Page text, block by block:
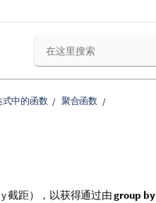
中的函数
聚合函数
截距），以获得通过由group by